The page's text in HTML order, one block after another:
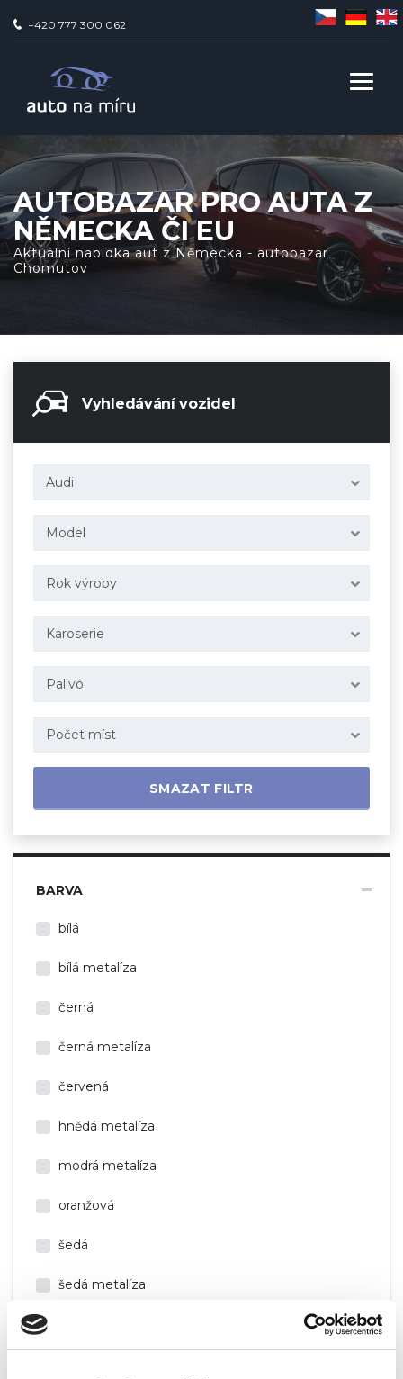
+420 777 300 062
AUTOBAZAR PRO AUTA Z
NĚMECKA ČI EU
Aktuální nabídka aut z Německa - autobazar
Chomutov
Vyhledávání vozidel
Audi
Model
Rok výroby
Karoserie
Palivo
Počet míst
SMAZAT FILTR
BARVA
bílá
bílá metalíza
černá
černá metalíza
červená
hnědá metalíza
modrá metalíza
oranžová
šedá
šedá metalíza